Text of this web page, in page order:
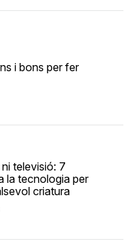
i bons per fer
televisió: 7
la tecnologia per
criatura